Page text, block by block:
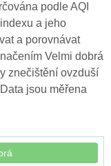
podle AQI
a jeho
a porovnávat
Velmi dobrá
znečištění ovzduší
jsou měřena